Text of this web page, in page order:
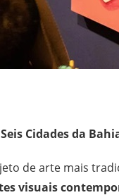
Cidades da
de arte mais
visuais